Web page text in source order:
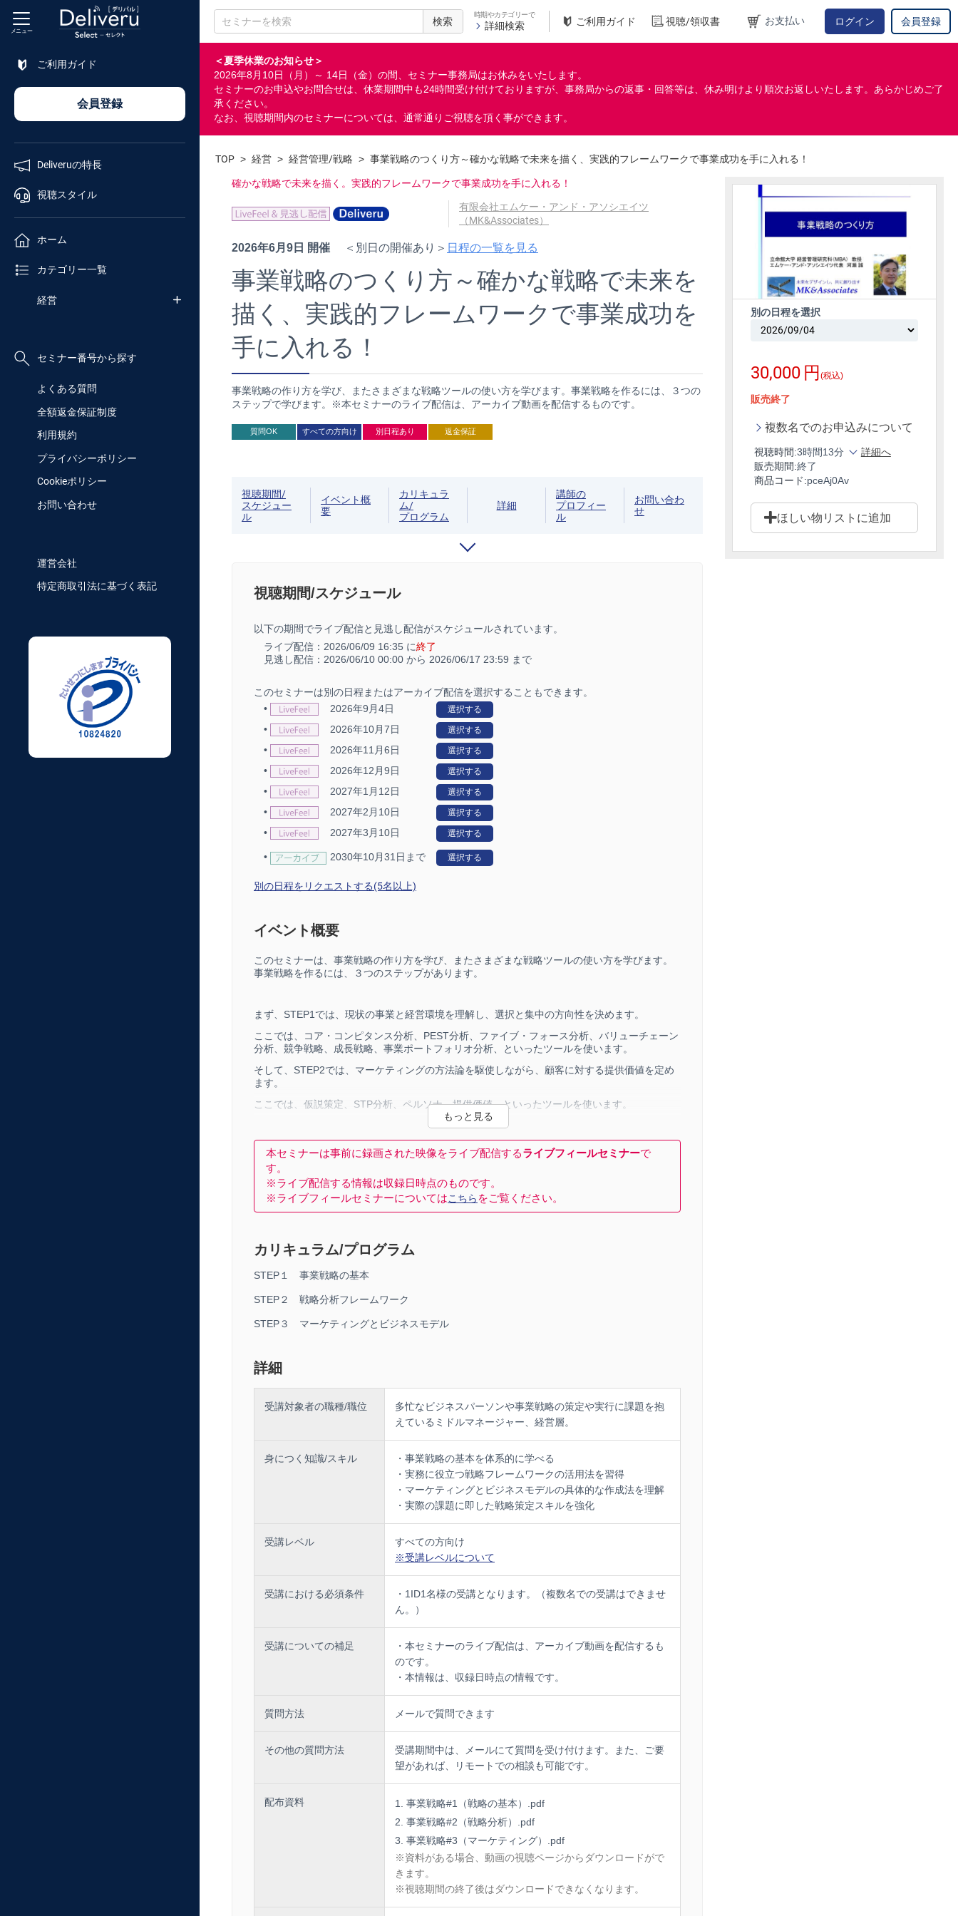
検索
時期やカテゴリーで
詳細検索 ご利用ガイド 視聴/領収書 お支払い ログイン 会員登録
＜夏季休業のお知らせ＞
2026年8月10日（月）～ 14日（金）の間、セミナー事務局はお休みをいたします。
セミナーのお申込やお問合せは、休業期間中も24時間受け付けておりますが、事務局からの返事・回答等は、休み明けより順次お返しいたします。あらかじめご了
承ください。
なお、視聴期間内のセミナーについては、通常通りご視聴を頂く事ができます。
メニュー
ご利用ガイド
会員登録
Deliveruの特長
視聴スタイル
ホーム
カテゴリー一覧
経営
セミナー番号から探す
よくある質問
全額返金保証制度
利用規約
プライバシーポリシー
Cookieポリシー
お問い合わせ
運営会社
特定商取引法に基づく表記
セミナー
番号検索
TOP > 経営 > 経営管理/戦略 > 事業戦略のつくり方～確かな戦略で未来を描く、実践的フレームワークで事業成功を手に入れる！
確かな戦略で未来を描く。実践的フレームワークで事業成功を手に入れる！
有限会社エムケー・アンド・アソシエイツ
（MK&Associates）
2026年6月9日 開催 ＜別日の開催あり＞ 日程の一覧を見る
事業戦略のつくり方～確かな戦略で未来を
描く、実践的フレームワークで事業成功を
手に入れる！
事業戦略の作り方を学び、またさまざまな戦略ツールの使い方を学びます。事業戦略を作るには、３つの
ステップで学びます。※本セミナーのライブ配信は、アーカイブ動画を配信するものです。
質問OK すべての方向け 別日程あり 返金保証
別の日程を選択
30,000 円(税込)
販売終了
複数名でのお申込みについて
視聴時間:3時間13分
詳細へ
販売期間:終了
商品コード:pceAj0Av
ほしい物リストに追加
視聴期間/
スケジュー
ル
イベント概
要
カリキュラ
ム/
プログラム
詳細
講師の
プロフィー
ル
お問い合わ
せ
視聴期間/スケジュール
以下の期間でライブ配信と見逃し配信がスケジュールされています。
ライブ配信： 2026/06/09 16:35 に終了
見逃し配信： 2026/06/10 00:00 から 2026/06/17 23:59 まで
このセミナーは別の日程またはアーカイブ配信を選択することもできます。
•
2026年9月4日 選択する
• 2026年10月7日 選択する
• 2026年11月6日 選択する
• 2026年12月9日 選択する
• 2027年1月12日 選択する
• 2027年2月10日 選択する
• 2027年3月10日 選択する
• 2030年10月31日まで 選択する
別の日程をリクエストする(5名以上)
イベント概要
このセミナーは、事業戦略の作り方を学び、またさまざまな戦略ツールの使い方を学びます。
事業戦略を作るには、３つのステップがあります。
まず、STEP1では、現状の事業と経営環境を理解し、選択と集中の方向性を決めます。
ここでは、コア・コンピタンス分析、PEST分析、ファイブ・フォース分析、バリューチェーン
分析、競争戦略、成長戦略、事業ポートフォリオ分析、といったツールを使います。
そして、STEP2では、マーケティングの方法論を駆使しながら、顧客に対する提供価値を定め
ます。
ここでは、仮説策定、STP分析、ペルソナ、提供価値、といったツールを使います。
さいごに、STEP3では、これらをビジネスモデルと実行計画にまで落とし込みます。
ここでは、ビジネスモデル・キャンバス、制約理論、４P分析、ロードマップ、KPI、といった
ツールを使います。
実際の仕事で戦略の策定、実行で悩んでいる、多忙なビジネスパーソンに学んでいただきたい
特別コースです。
本セミナーは事前に録画された映像をライブ配信するライブフィールセミナーで
す。
※ライブ配信する情報は収録日時点のものです。
※ライブフィールセミナーについてはこちら をご覧ください。
カリキュラム/プログラム
STEP１ 事業戦略の基本
STEP２ 戦略分析フレームワーク
STEP３ マーケティングとビジネスモデル
詳細
受講対象者の職種/職位
多忙なビジネスパーソンや事業戦略の策定や実行に課題を抱
えているミドルマネージャー、経営層。
身につく知識/スキル
・事業戦略の基本を体系的に学べる
・実務に役立つ戦略フレームワークの活用法を習得
・マーケティングとビジネスモデルの具体的な作成法を理解
・実際の課題に即した戦略策定スキルを強化
受講レベル
すべての方向け
※受講レベルについて
受講における必須条件
・1ID1名様の受講となります。（複数名での受講はできませ
ん。）
受講についての補足
・本セミナーのライブ配信は、アーカイブ動画を配信するも
のです。
・本情報は、収録日時点の情報です。
質問方法 メールで質問できます
その他の質問方法
受講期間中は、メールにて質問を受け付けます。また、ご要
望があれば、リモートでの相談も可能です。
配布資料
事業戦略#1（戦略の基本）.pdf
事業戦略#2（戦略分析）.pdf
事業戦略#3（マーケティング）.pdf
※資料がある場合、動画の視聴ページからダウンロードがで
きます。
※視聴期間の終了後はダウンロードできなくなります。